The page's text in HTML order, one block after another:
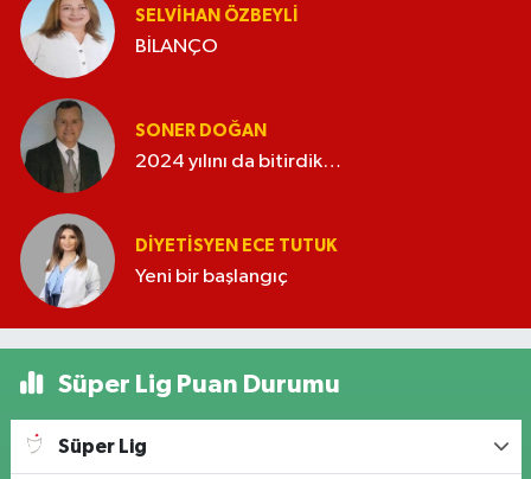
SELVIHAN ÖZBEYLI
BİLANÇO
SONER DOĞAN
2024 yılını da bitirdik…
DIYETISYEN ECE TUTUK
Yeni bir başlangıç
Süper Lig Puan Durumu
Süper Lig